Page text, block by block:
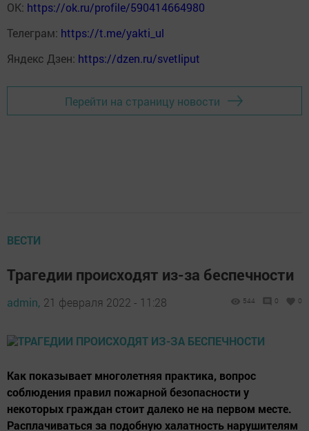
ОК: https://ok.ru/profile/590414664980
Телеграм: https://t.me/yakti_ul
Яндекс Дзен: https://dzen.ru/svetliput
Перейти на страницу новости
ВЕСТИ
Трагедии происходят из-за беспечности
admin, 21 февраля 2022 - 11:28 544 0 0
Как показывает многолетняя практика, вопрос
соблюдения правил пожарной безопасности у
некоторых граждан стоит далеко не на первом месте.
Расплачиваться за подобную халатность нарушителям